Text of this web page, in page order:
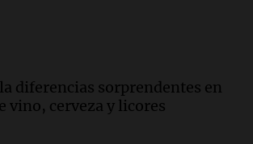
internacional sobre asma
descuento en SUBE y
tarifas del SUBTE en Buenos
diferencias sorprendentes en
vino, cerveza y licores